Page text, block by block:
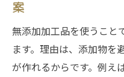
案
無添加加工品を使うこと
ます。理由は、添加物を
が作れるからです。例え